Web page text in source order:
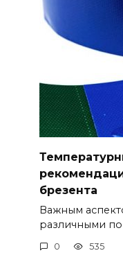
брезента
Важным
различными
0 535